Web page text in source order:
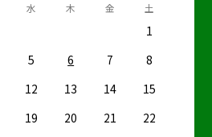
水 木 金 土
1
5 6 7
8
12 13 14
15
19 20 21
22